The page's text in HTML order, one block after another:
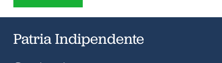
Patria Indipendente